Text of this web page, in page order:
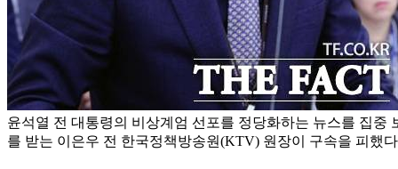
윤석열 전 대통령의 비상계엄 선포를 정당화하는 뉴스를 집중
를 받는 이은우 전 한국정책방송원(KTV) 원장이 구속을 피했